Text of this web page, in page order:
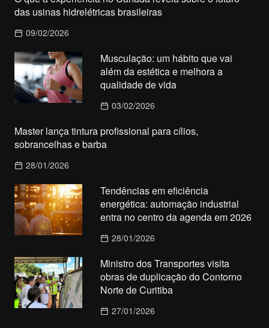
das usinas hidrelétricas brasileiras
09/02/2026
Musculação: um hábito que vai
além da estética e melhora a
qualidade de vida
03/02/2026
Master lança tintura profissional para cílios,
sobrancelhas e barba
28/01/2026
Tendências em eficiência
energética: automação industrial
entra no centro da agenda em 2026
28/01/2026
Ministro dos Transportes visita
obras de duplicação do Contorno
Norte de Curitiba
27/01/2026